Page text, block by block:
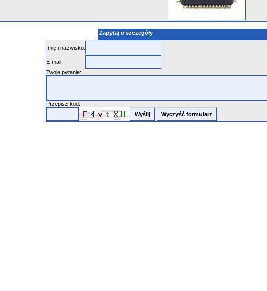
Zapytaj o szczegóły
Imię i nazwisko:
E-mail:
Twoje pytanie:
Przepisz kod: